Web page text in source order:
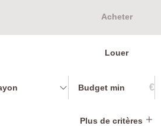
Acheter
Louer
€
Plus de critères